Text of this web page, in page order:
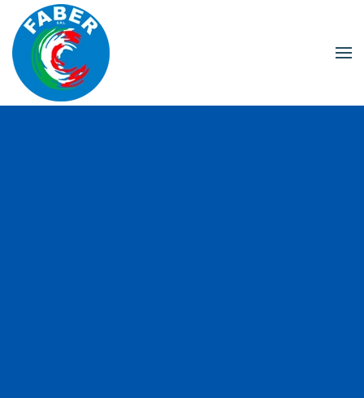
Skip to main content